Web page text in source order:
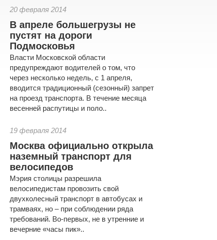
20 февраля 2014
В апреле большегрузы не
пустят на дороги
Подмосковья
Власти Московской области
предупреждают водителей о том, что
через несколько недель, с 1 апреля,
вводится традиционный (сезонный) запрет
на проезд транспорта. В течение месяца
весенней распутицы и поло..
19 февраля 2014
Москва официально открыла
наземный транспорт для
велосипедов
Мэрия столицы разрешила
велосипедистам провозить свой
двухколесный транспорт в автобусах и
трамваях, но – при соблюдении ряда
требований. Во-первых, не в утренние и
вечерние «часы пик»..